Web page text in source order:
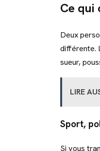
Ce qui
Deux
différente.
sueur,
LIRE
Sport,
Si vous